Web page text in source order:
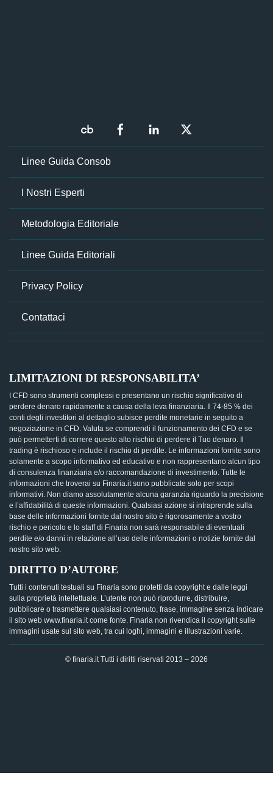
Linee Guida Consob
I Nostri Esperti
Metodologia Editoriale
Linee Guida Editoriali
Privacy Policy
Contattaci
LIMITAZIONI DI RESPONSABILITA’
I CFD sono strumenti complessi e presentano un rischio significativo di
perdere denaro rapidamente a causa della leva finanziaria. Il 74-85 % dei
conti degli investitori al dettaglio subisce perdite monetarie in seguito a
negoziazione in CFD. Valuta se comprendi il funzionamento dei CFD e se
può permetterti di correre questo alto rischio di perdere il Tuo denaro. Il
trading è rischioso e include il rischio di perdite. Le informazioni fornite sono
solamente a scopo informativo ed educativo e non rappresentano alcun tipo
di consulenza finanziaria e/o raccomandazione di investimento. Tutte le
informazioni che troverai su Finaria.it sono pubblicate solo per scopi
informativi. Non diamo assolutamente alcuna garanzia riguardo la precisione
e l’affidabilità di queste informazioni. Qualsiasi azione si intraprende sulla
base delle informazioni fornite dal nostro sito è rigorosamente a vostro
rischio e pericolo e lo staff di Finaria non sarà responsabile di eventuali
perdite e/o danni in relazione all’uso delle informazioni o notizie fornite dal
nostro sito web.
DIRITTO D’AUTORE
Tutti i contenuti testuali su Finaria sono protetti da copyright e dalle leggi
sulla proprietà intellettuale. L’utente non può riprodurre, distribuire,
pubblicare o trasmettere qualsiasi contenuto, frase, immagine senza indicare
il sito web www.finaria.it come fonte. Finaria non rivendica il copyright sulle
immagini usate sul sito web, tra cui loghi, immagini e illustrazioni varie.
© finaria.it Tutti i diritti riservati 2013 – 2026